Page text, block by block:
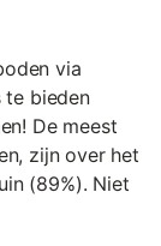
via
te bieden
De meest
zijn over het
(89%). Niet